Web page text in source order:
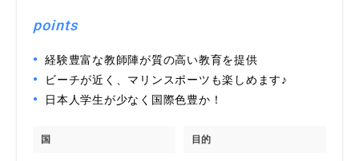
points
経験豊富な教師陣が質の高い教育を提供
ビーチが近く、マリンスポーツも楽しめます♪
日本人学生が少なく国際色豊か！
国 目的